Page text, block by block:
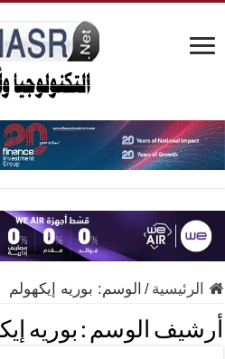
الرئيسية / الوسم: بوريه إيكهولم
أرشيف الوسم : بوريه